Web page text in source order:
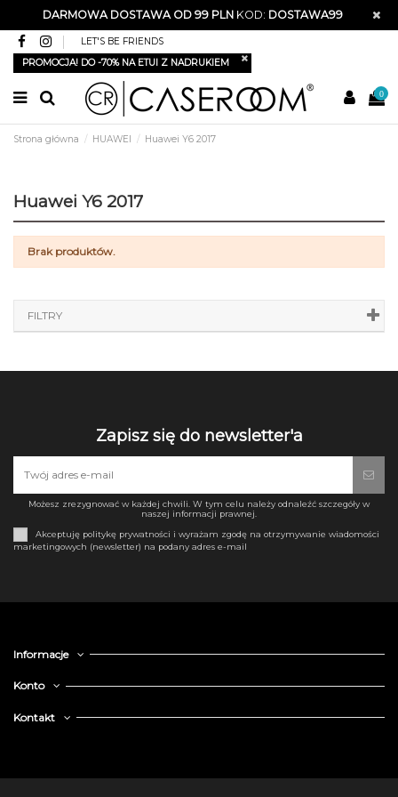
DARMOWA DOSTAWA OD 99 PLNKOD: DOSTAWA99
LET'S BE FRIENDS
PROMOCJA! DO -70% NA ETUI Z NADRUKIEM
0
Strona główna HUAWEI Huawei Y6 2017
Huawei Y6 2017
Brak produktów.
FILTRY
Zapisz się do newsletter'a
Możesz zrezygnować w każdej chwili. W tym celu należy odnaleźć szczegóły w
naszej informacji prawnej.
Akceptuję politykę prywatności i wyrażam zgodę na otrzymywanie wiadomości
marketingowych (newsletter) na podany adres e-mail
Informacje
Konto
Kontakt